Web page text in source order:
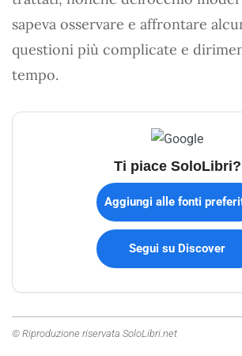
sapeva osservare e affrontare
questioni più complicate e
tempo.
Ti piace SoloLibri?
Aggiungi alle fonti
Segui su Discover
© Riproduzione riservata SoloLibri.net